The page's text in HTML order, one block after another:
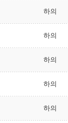
하의
하의
하의
하의
하의